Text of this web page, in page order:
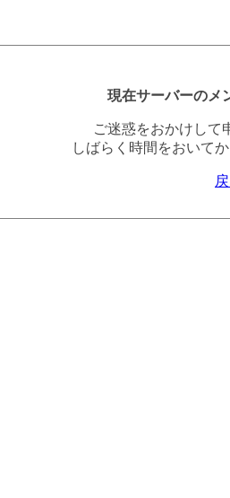
現在サーバーのメ
ご迷惑をおかけして
しばらく時間をおいて